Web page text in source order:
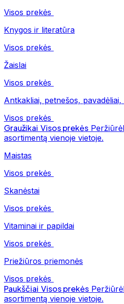
Visos prekės
Knygos ir literatūra
Visos prekės
Žaislai
Visos prekės
Antkakliai, petnešos,
Visos prekės
Graužikai Visos prekės
asortimentą vienoje vietoje.
Maistas
Visos prekės
Skanėstai
Visos prekės
Vitaminai ir papildai
Visos prekės
Priežiūros priemonės
Visos prekės
Paukščiai Visos prekės
asortimentą vienoje vietoje.